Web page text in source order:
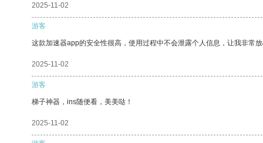
2025-11-02
游客
这款加速器app的安全性很高，使用过程中不会泄露个人信息，让我非常
2025-11-02
游客
梯子神器，ins随便看，美美哒！
2025-11-02